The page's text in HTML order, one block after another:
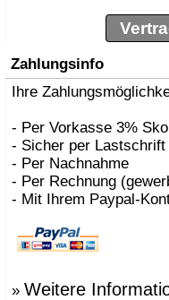
Zahlungsinfo
Ihre
- Per Vorkasse 3%
- Sicher per Lastschrift
- Per Nachnahme
- Per Rechnung
- Mit Ihrem Paypal-
» Weitere